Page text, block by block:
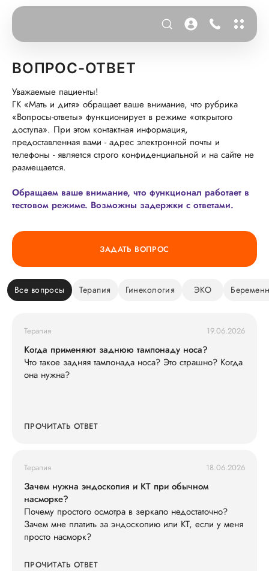
ВОПРОС-ОТВЕТ
Уважаемые пациенты!
ГК «Мать и дитя» обращает ваше внимание, что рубрика
«Вопросы-ответы» функционирует в режиме «открытого
доступа». При этом контактная информация,
предоставленная вами - адрес электронной почты и
телефоны - является строго конфиденциальной и на сайте не
размещается.
Обращаем ваше внимание, что функционал работает в
тестовом режиме. Возможны задержки с ответами.
ЗАДАТЬ ВОПРОС
Все вопросы Терапия Гинекология ЭКО
Терапия 19.06.2026
Когда применяют заднюю тампонаду носа?
Что такое задняя тампонада носа? Это страшно? Когда
она нужна?
ПРОЧИТАТЬ ОТВЕТ
Терапия 18.06.2026
Зачем нужна эндоскопия и КТ при обычном
насморке?
Почему простого осмотра в зеркало недостаточно?
Зачем мне платить за эндоскопию или КТ, если у меня
просто насморк?
ПРОЧИТАТЬ ОТВЕТ